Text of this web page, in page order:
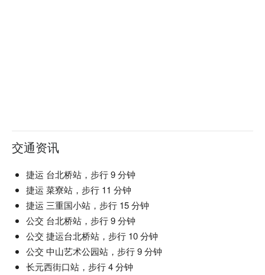
交通资讯
捷运 台北桥站，步行 9 分钟
捷运 菜寮站，步行 11 分钟
捷运 三重国小站，步行 15 分钟
公交 台北桥站，步行 9 分钟
公交 捷运台北桥站，步行 10 分钟
公交 中山艺术公园站，步行 9 分钟
长元西街口站，步行 4 分钟